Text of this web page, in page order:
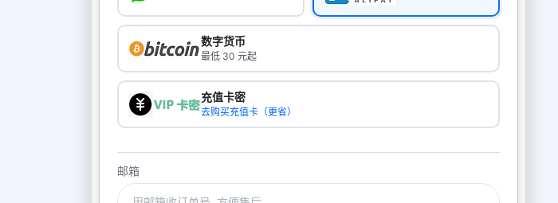
数字货币
最低 30 元起
充值卡密
去购买充值卡（更省）
邮箱